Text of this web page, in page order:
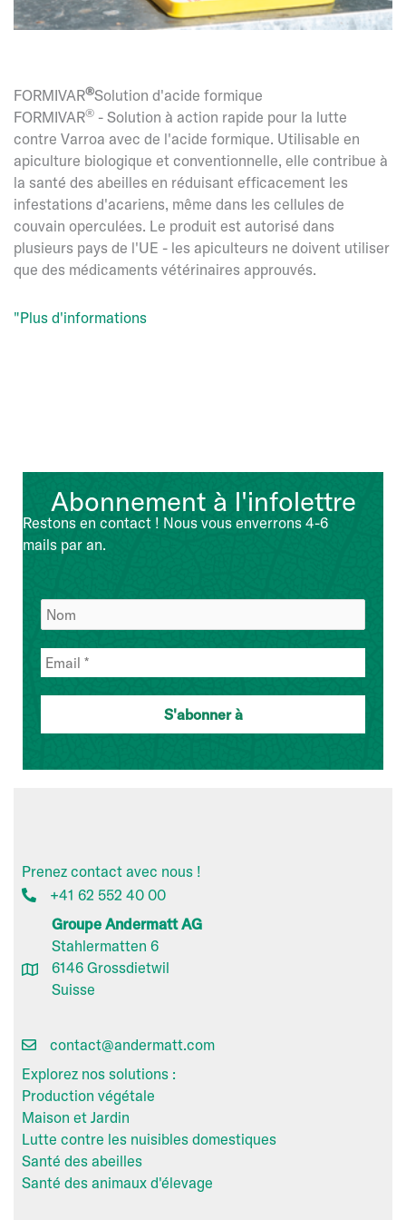
FORMIVAR®Solution d'acide formique
FORMIVAR® - Solution à action rapide pour la lutte
contre Varroa avec de l'acide formique. Utilisable en
apiculture biologique et conventionnelle, elle contribue à
la santé des abeilles en réduisant efficacement les
infestations d'acariens, même dans les cellules de
couvain operculées. Le produit est autorisé dans
plusieurs pays de l'UE - les apiculteurs ne doivent utiliser
que des médicaments vétérinaires approuvés.
"Plus d'informations
Abonnement à l'infolettre
Restons en contact ! Nous vous enverrons 4-6
mails par an.
Prenez contact avec nous !
+41 62 552 40 00
Groupe Andermatt AG
Stahlermatten 6
6146 Grossdietwil
Suisse
contact@andermatt.com
Explorez nos solutions :
Production végétale
Maison et Jardin
Lutte contre les nuisibles domestiques
Santé des abeilles
Santé des animaux d'élevage